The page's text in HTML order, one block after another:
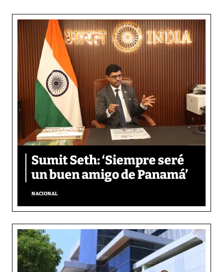
Sumit Seth: ‘Siempre seré
un buen amigo de Panamá’
NACIONAL